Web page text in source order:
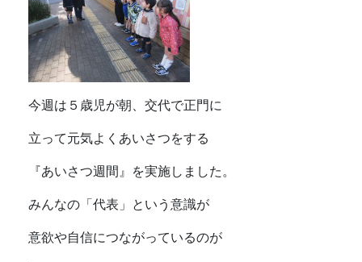
今週は５歳児が朝、交代で正門に
立って元気よくあいさつをする
『あいさつ週間』を実施しました。
みんなの「代表」という意識が
意欲や自信につながっているのが